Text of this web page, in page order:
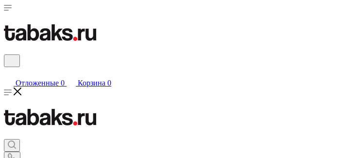
Отложенные 0 Корзина 0